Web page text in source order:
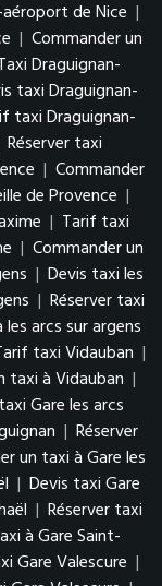
de Nice |
| Commander un
Draguignan-
taxi Draguignan-
taxi Draguignan-
Réserver taxi
| Commander
de Provence |
| Tarif taxi
| Commander un
| Devis taxi les
| Réserver taxi
arcs sur argens
taxi Vidauban |
taxi à Vidauban |
Gare les arcs
| Réserver
un taxi à Gare les
| Devis taxi Gare
| Réserver taxi
à Gare Saint-
Gare Valescure |